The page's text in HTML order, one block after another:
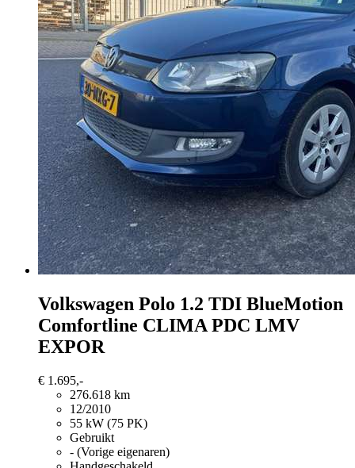
Volkswagen Polo 1.2 TDI BlueMotion
Comfortline CLIMA PDC LMV
EXPOR
€ 1.695,-
276.618 km
12/2010
55 kW (75 PK)
Gebruikt
- (Vorige eigenaren)